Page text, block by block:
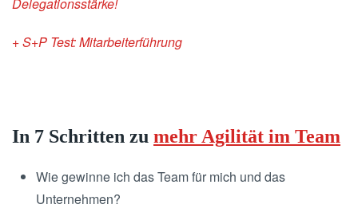
Delegationsstärke!
+ S+P Test: Mitarbeiterführung
In 7 Schritten zu mehr Agilität im Team
Wie gewinne ich das Team für mich und das
Unternehmen?